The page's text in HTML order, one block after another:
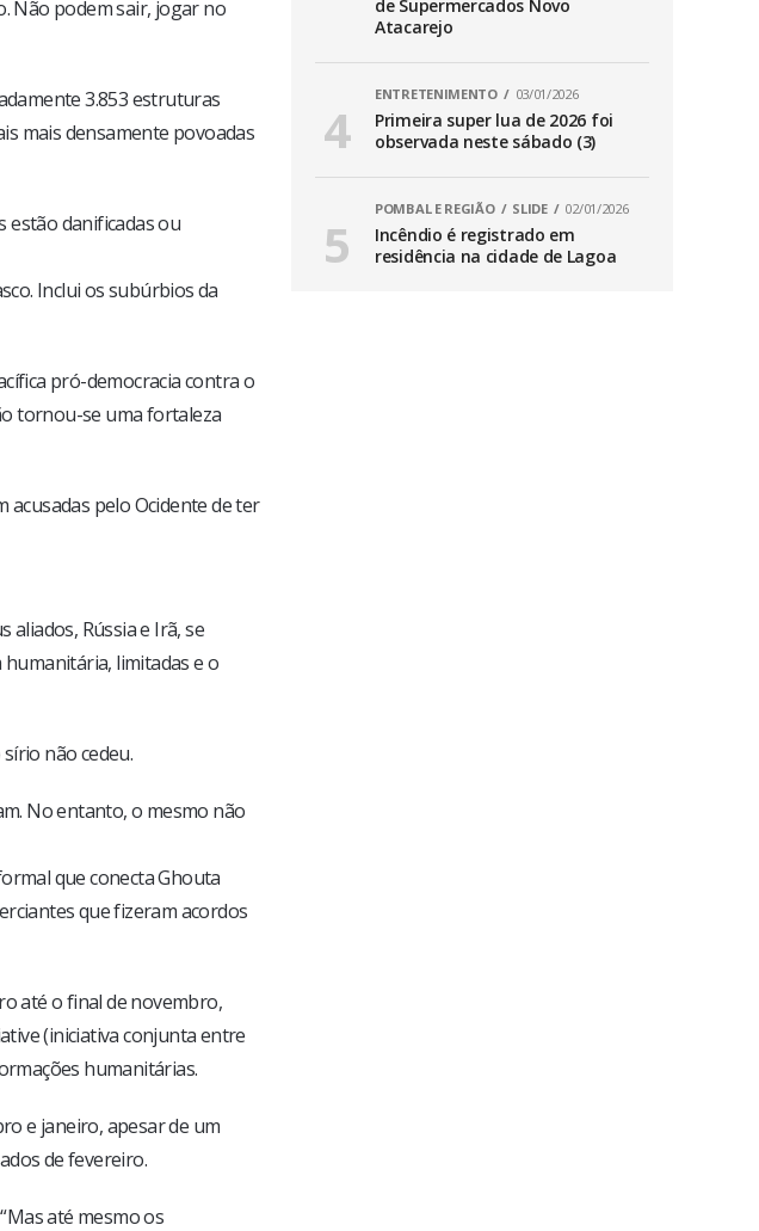
Não podem sair, jogar no
3.853 estruturas
mais densamente povoadas
estão danificadas ou
Inclui os subúrbios da
pró-democracia contra o
tornou-se uma fortaleza
acusadas pelo Ocidente de ter
Rússia e Irã, se
limitadas e o
não cedeu.
No entanto, o mesmo não
que conecta Ghouta
que fizeram acordos
até o final de novembro,
(iniciativa conjunta entre
humanitárias.
e janeiro, apesar de um
de fevereiro.
até mesmo os
de Supermercados Novo
Atacarejo
ENTRETENIMENTO 03/01/2026
Primeira super lua de 2026 foi
observada neste sábado (3)
POMBAL E REGIÃO SLIDE 02/01/2026
Incêndio é registrado em
residência na cidade de Lagoa